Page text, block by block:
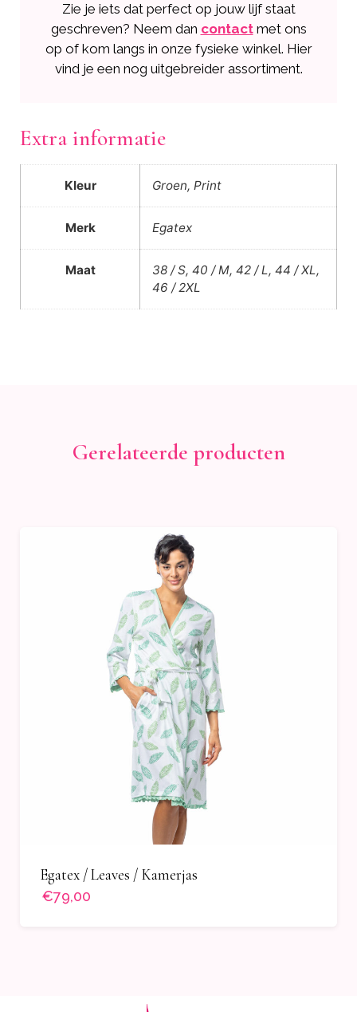
Zie je iets dat perfect op jouw lijf staat
geschreven? Neem dan contact met ons
op of kom langs in onze fysieke winkel. Hier
vind je een nog uitgebreider assortiment.
Extra informatie
Kleur Groen, Print
Merk Egatex
Maat
38 / S, 40 / M, 42 / L, 44 / XL,
46 / 2XL
Gerelateerde producten
Egatex / Leaves / Kamerjas
€79,00